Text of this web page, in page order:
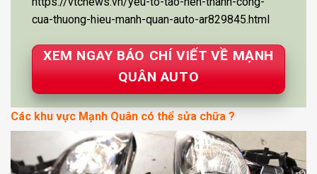
cua-thuong-hieu-manh-quan-auto-ar829845.html
XEM NGAY BÁO CHÍ VIẾT VỀ MẠNH
QUÂN AUTO
Các khu vực Mạnh Quân có thể sửa chữa ?